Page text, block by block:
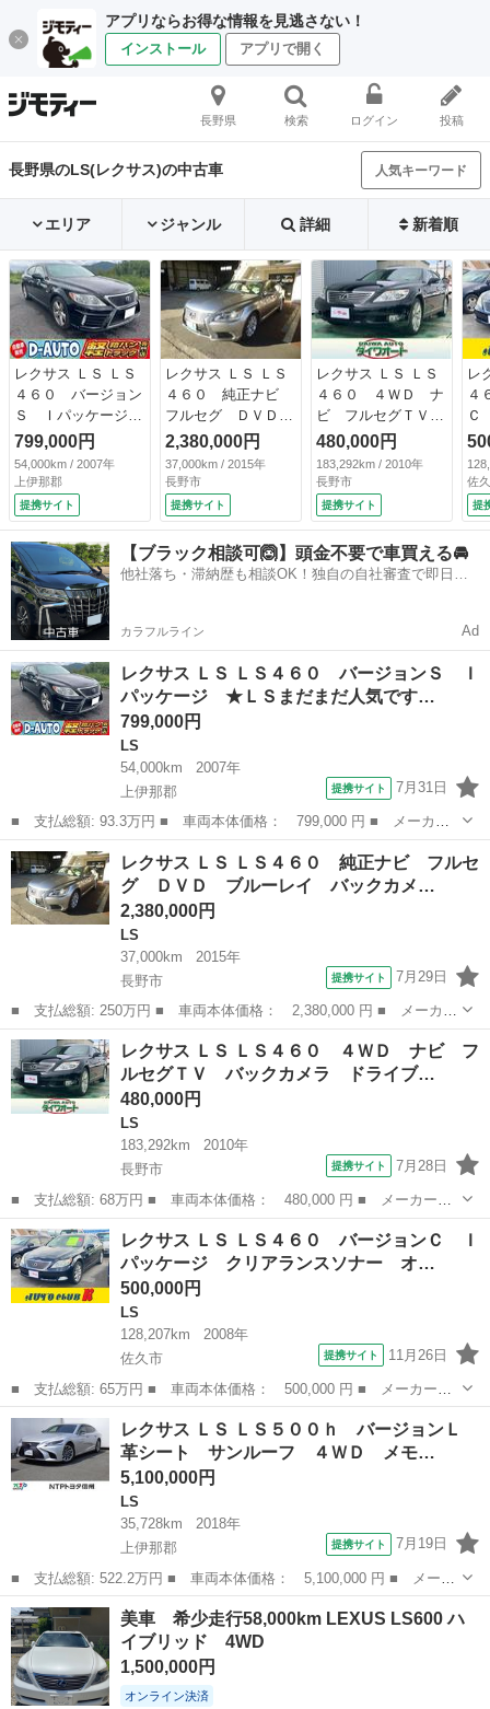
アプリならお得な情報を見逃さない！
インストール アプリで開く
長野県 検索 ログイン 投稿
長野県のLS(レクサス)の中古車 人気キーワード
エリア ジャンル 詳細 新着順
レクサス ＬＳ ＬＳ
４６０ バージョン
Ｓ Ｉパッケージ
★ＬＳまだまだ人気
です★実走行済み★
人気色★ （検9.10）
799,000円
54,000km / 2007年
上伊那郡
提携サイト
レクサス ＬＳ ＬＳ
４６０ 純正ナビ
フルセグ ＤＶＤ
ブルーレイ バック
カメラ ＥＴＣ イ
モビライザー スマ
ートキー＆プッシュ
スタート Ｐシー
ト クルコン コー
ナーセンサー サン
ルーフ （検10.3）
2,380,000円
37,000km / 2015年
長野市
提携サイト
レクサス ＬＳ ＬＳ
４６０ ４ＷＤ ナ
ビ フルセグＴＶ
バックカメラ ドラ
イブレコーダー パ
ワーシート ＥＴ
Ｃ ＨＩＤヘッドラ
イト オートライ
ト クルーズコント
ロール エンジンス
ターター スマート
480,000円
183,292km / 2010年
長野市
提携サイト
レ
４
ク
ー
コ
ク
Ｖ
シ
ミ
ト
佐
提
【ブラック相談可🙆】頭金不要で車買える🚘
他社落ち・滞納歴も相談OK！独自の自社審査で即日解
カラフルライン Ad
レクサス ＬＳ ＬＳ４６０ バージョンＳ Ｉ
パッケージ ★ＬＳまだまだ人気です…
799,000円
LS
54,000km
2007年
上伊那郡
提携サイト 7月31日
■ 支払総額: 93.3万円 ■ 車両本体価格： 799,000 円 ■ メーカー
名： レクサス ■ 車種名： ＬＳ ■ グレード名： ＬＳ４６０
バージョンＳ Ｉパッケージ ★ＬＳまだまだ人気です★実走行済み
★人気色★ ...
長野 上伊那郡
レクサス ＬＳ ＬＳ４６０ 純正ナビ フルセ
グ ＤＶＤ ブルーレイ バックカメ…
2,380,000円
LS
37,000km
2015年
長野市
提携サイト 7月29日
■ 支払総額: 250万円 ■ 車両本体価格： 2,380,000 円 ■ メーカー
名： レクサス ■ 車種名： ＬＳ ■ グレード名： ＬＳ４６０
純正ナビ フルセグ ＤＶＤ ブルーレイ バックカメラ ＥＴＣ
イモビライ...
長野 長野市 LS
レクサス ＬＳ ＬＳ４６０ ４ＷＤ ナビ フ
ルセグＴＶ バックカメラ ドライブ…
480,000円
LS
183,292km
2010年
長野市
提携サイト 7月28日
■ 支払総額: 68万円 ■ 車両本体価格： 480,000 円 ■ メーカー
名： レクサス ■ 車種名： ＬＳ ■ グレード名： ＬＳ４６０
４ＷＤ ナビ フルセグＴＶ バックカメラ ドライブレコーダー
パワーシート Ｅ...
長野 長野市 LS
レクサス ＬＳ ＬＳ４６０ バージョンＣ Ｉ
パッケージ クリアランスソナー オ…
500,000円
LS
128,207km
2008年
佐久市
提携サイト 11月26日
■ 支払総額: 65万円 ■ 車両本体価格： 500,000 円 ■ メーカー
名： レクサス ■ 車種名： ＬＳ ■ グレード名： ＬＳ４６０
バージョンＣ Ｉパッケージ クリアランスソナー オートクルーズ
コントロール バ...
長野 佐久市 LS
レクサス ＬＳ ＬＳ５００ｈ バージョンＬ
革シート サンルーフ ４ＷＤ メモ…
5,100,000円
LS
35,728km
2018年
上伊那郡
提携サイト 7月19日
■ 支払総額: 522.2万円 ■ 車両本体価格： 5,100,000 円 ■ メーカ
ー名： レクサス ■ 車種名： ＬＳ ■ グレード名： ＬＳ５００
ｈ バージョンＬ 革シート サンルーフ ４ＷＤ メモリーナビ
ＤＶＤ再...
長野 上伊那郡 LS
美車 希少走行58,000km LEXUS LS600 ハ
イブリッド 4WD
1,500,000円
オンライン決済